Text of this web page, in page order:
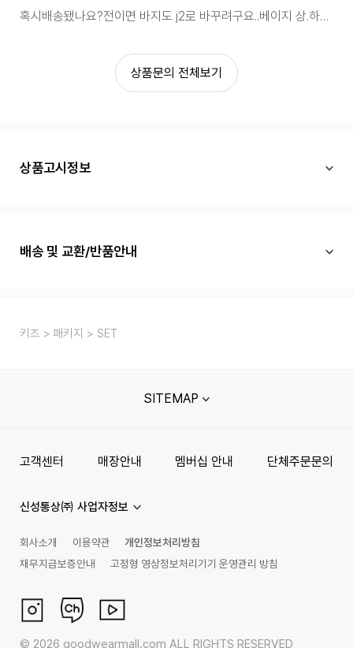
혹시배송됐나요?전이면 바지도 j2로 바꾸려구요..베이지 상.하의 둘다j2
상품문의 전체보기
상품고시정보
배송 및 교환/반품안내
키즈 패키지 SET
SITEMAP
고객센터 매장안내 멤버십 안내 단체주문문의
신성통상㈜ 사업자정보
회사소개 이용약관
개인정보처리방침
채무지급보증안내
고정형 영상정보처리기기 운영관리 방침
© 2026 goodwearmall.com ALL RIGHTS RESERVED